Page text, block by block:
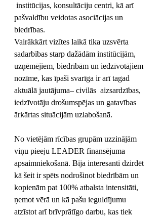
institūcijas, konsultāciju centri, kā arī
pašvaldību veidotas asociācijas un
biedrības.
Vairākkārt vizītes laikā tika uzsvērta
sadarbības starp dažādām institūcijām,
uzņēmējiem, biedrībām un iedzīvotājiem
nozīme, kas īpaši svarīga ir arī tagad
aktuālā jautājuma– civilās  aizsardzības,
iedzīvotāju drošumspējas un gatavības
ārkārtas situācijām uzlabošanā.
No vietējām rīcības grupām uzzinājām
viņu pieeju LEADER finansējuma
apsaimniekošanā. Bija interesanti dzirdēt
kā šeit ir spēts nodrošinot biedrībām un
kopienām pat 100% atbalsta intensitāti,
ņemot vērā un kā pašu ieguldījumu
atzīstot arī brīvprātīgo darbu, kas tiek